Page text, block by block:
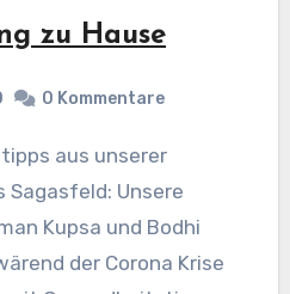
zu Hause
0 Kommentare
Sagasfeld: Unsere
Kupsa und Bodhi
der Corona Krise